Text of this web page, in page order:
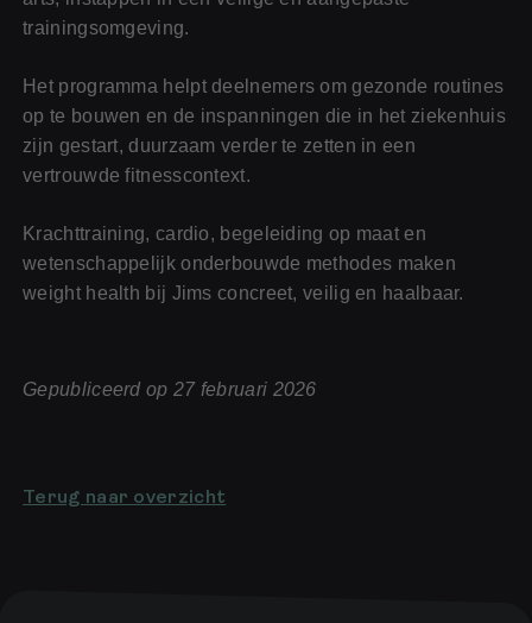
trainingsomgeving.
Het programma helpt deelnemers om gezonde routines
op te bouwen en de inspanningen die in het ziekenhuis
zijn gestart, duurzaam verder te zetten in een
vertrouwde fitnesscontext.
Krachttraining, cardio, begeleiding op maat en
wetenschappelijk onderbouwde methodes maken
weight health bij Jims concreet, veilig en haalbaar.
Gepubliceerd op 27 februari 2026
Terug naar overzicht